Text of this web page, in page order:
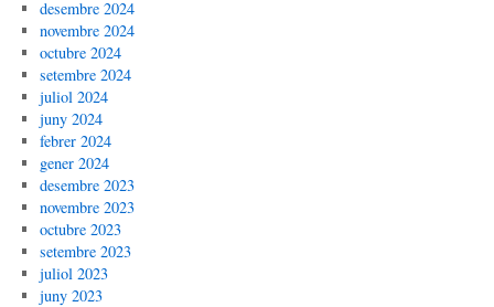
desembre 2024
novembre 2024
octubre 2024
setembre 2024
juliol 2024
juny 2024
febrer 2024
gener 2024
desembre 2023
novembre 2023
octubre 2023
setembre 2023
juliol 2023
juny 2023